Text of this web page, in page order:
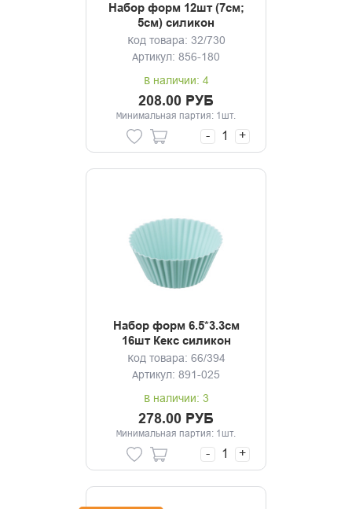
Набор форм 12шт (7см;
5см) силикон
Код товара: 32/730
Артикул: 856-180
В наличии: 4
208.00 РУБ
Минимальная партия: 1шт.
- +
Набор форм 6.5*3.3см
16шт Кекс силикон
Код товара: 66/394
Артикул: 891-025
В наличии: 3
278.00 РУБ
Минимальная партия: 1шт.
- +